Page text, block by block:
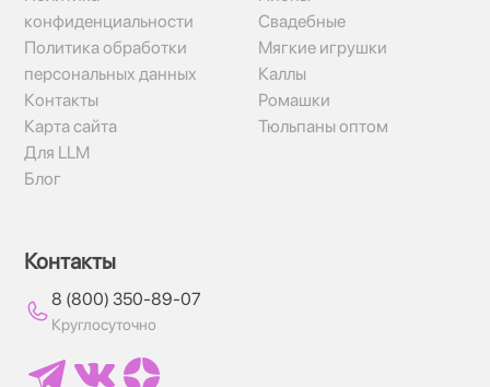
конфиденциальности
Политика обработки
персональных данных
Контакты
Карта сайта
Для LLM
Блог
Свадебные
Мягкие игрушки
Каллы
Ромашки
Тюльпаны оптом
Контакты
8 (800) 350-89-07
Круглосуточно